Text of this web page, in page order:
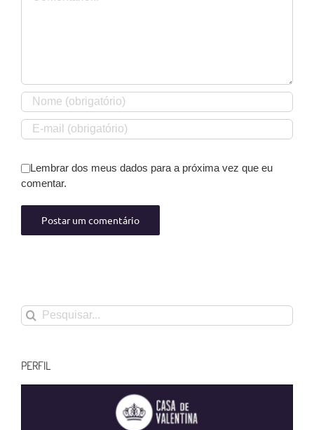
Lembrar dos meus dados para a próxima vez que eu
comentar.
Buscar
resultados
PERFIL